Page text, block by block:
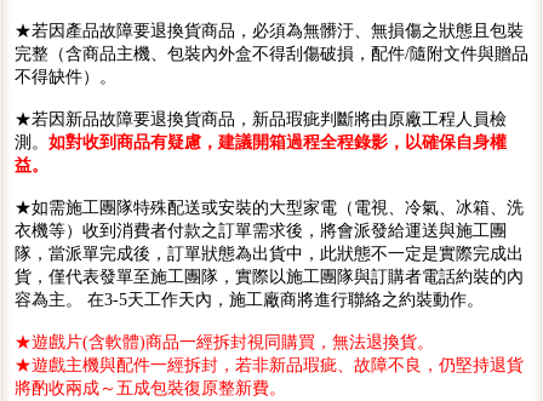
★若因產品故障要退換貨商品，必須為無髒汙、無損傷之狀態且包裝
完整（含商品主機、包裝內外盒不得刮傷破損，配件/隨附文件與贈品
不得缺件）。
★若因新品故障要退換貨商品，新品瑕疵判斷將由原廠工程人員檢
測。 如對收到商品有疑慮，建議開箱過程全程錄影，以確保自身權
益。
★如需施工團隊特殊配送或安裝的大型家電（電視、冷氣、冰箱、洗
衣機等）收到消費者付款之訂單需求後，將會派發給運送與施工團
隊，當派單完成後，訂單狀態為出貨中，此狀態不一定是實際完成出
貨，僅代表發單至施工團隊，實際以施工團隊與訂購者電話約裝的內
容為主。 在3-5天工作天內，施工廠商將進行聯絡之約裝動作。
★遊戲片(含軟體)商品一經拆封視同購買，無法退換貨。
★遊戲主機與配件一經拆封，若非新品瑕疵、故障不良，仍堅持退貨
將酌收兩成～五成包裝復原整新費。